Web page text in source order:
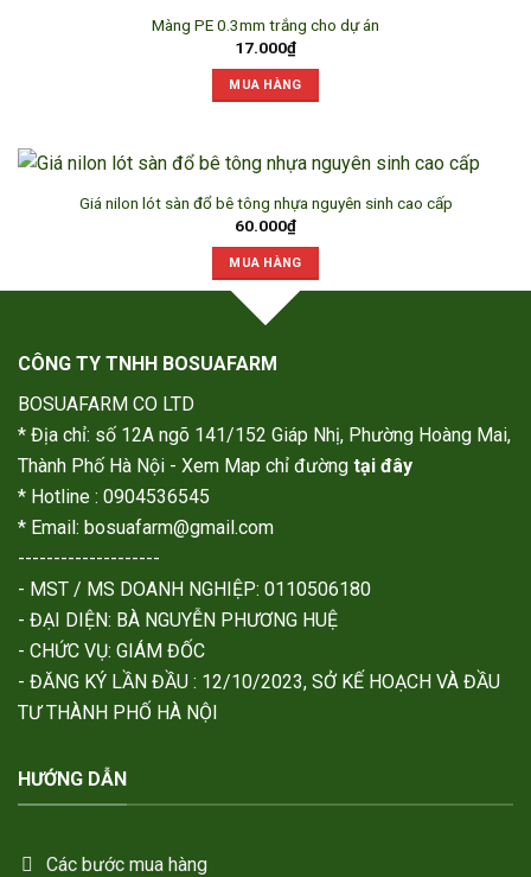
Màng PE 0.3mm trắng cho dự án
17.000₫
MUA HÀNG
Giá nilon lót sàn đổ bê tông nhựa nguyên sinh cao cấp
60.000₫
MUA HÀNG
CÔNG TY TNHH BOSUAFARM
BOSUAFARM CO LTD
* Địa chỉ: số 12A ngõ 141/152 Giáp Nhị, Phường Hoàng Mai,
Thành Phố Hà Nội - Xem Map chỉ đường tại đây
* Hotline : 0904536545
* Email: bosuafarm@gmail.com
--------------------
- MST / MS DOANH NGHIỆP: 0110506180
- ĐẠI DIỆN: BÀ NGUYỄN PHƯƠNG HUỆ
- CHỨC VỤ: GIÁM ĐỐC
- ĐĂNG KÝ LẦN ĐẦU : 12/10/2023, SỞ KẾ HOẠCH VÀ ĐẦU
TƯ THÀNH PHỐ HÀ NỘI
HƯỚNG DẪN
Các bước mua hàng